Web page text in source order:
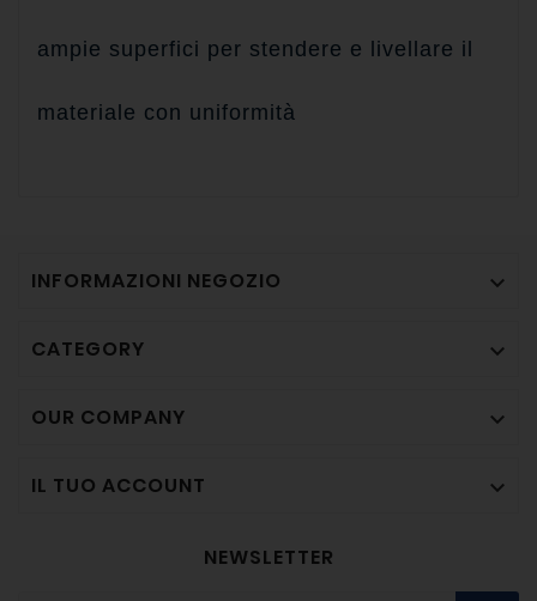
ampie superfici per stendere e livellare il
materiale con uniformità
INFORMAZIONI NEGOZIO 
CATEGORY 
OUR COMPANY 
IL TUO ACCOUNT 
NEWSLETTER